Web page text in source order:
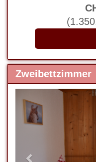
(
Zweibettzimmer
Previous